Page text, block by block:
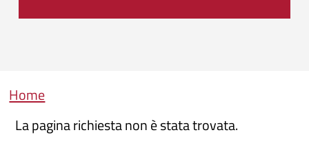
Briciole di pane
Home
La pagina richiesta non è stata trovata.